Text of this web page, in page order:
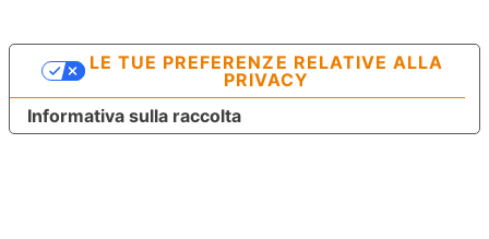
Informativa sulla raccolta
LE TUE PREFERENZE RELATIVE ALLA
PRIVACY